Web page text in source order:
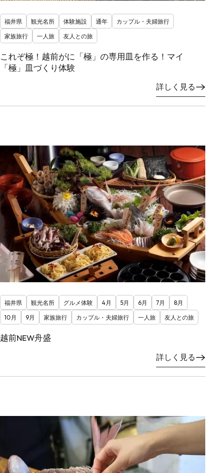
福井県 観光名所 体験施設 通年
カップル・夫婦旅行
家族旅行
一人旅 友人との旅
これぞ極！越前がに「極」の専用皿を作る！マイ
「極」皿づくり体験
詳しく見る
福井県 観光名所 グルメ体験 4月 5月 6月 7月
8月
10月
9月 家族旅行 カップル・夫婦旅行 一人旅 友人との旅
越前NEW舟盛
詳しく見る